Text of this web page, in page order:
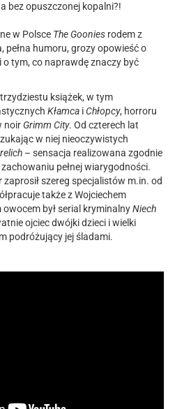
bez opuszczonej kopalni?!
w Polsce The Goonies rodem z
pełna humoru, grozy opowieść o
o tym, co naprawdę znaczy być
książek, w tym
Kłamca iChłopcy, horroru
noir Grimm City. Od czterech lat
w niej nieoczywistych
– sensacja realizowana zgodnie
pełnej wiarygodności.
szereg specjalistów m.in. od
także z Wojciechem
był serial kryminalnyNiech
ojciec dwójki dzieci i wielki
podróżujący jej śladami.